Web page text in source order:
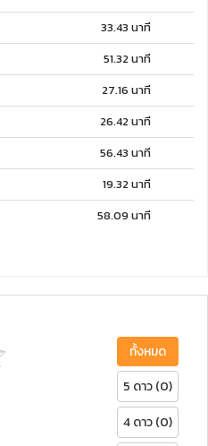
33.43 นาที
51.32 นาที
27.16 นาที
26.42 นาที
56.43 นาที
19.32 นาที
58.09 นาที
ทั้งหมด
5 ดาว (0)
4 ดาว (0)